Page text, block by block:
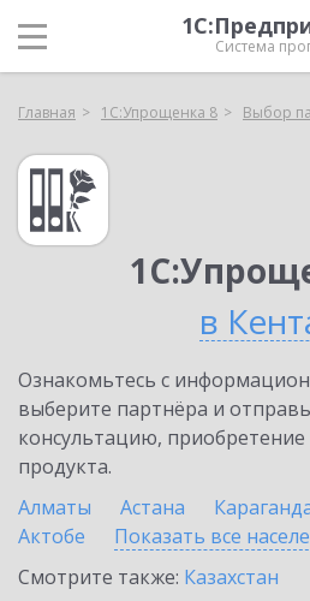
Система
Главная 1С:Упрощенка 8 Выбор
в
Ознакомьтесь с
выберите партнёра и
консультацию,
продукта.
Алматы
Астана
Актобе
Показать все
Смотрите также: Казахстан